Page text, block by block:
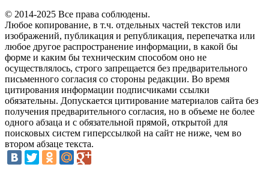
© 2014-2025 Все права соблюдены.
Любое копирование, в т.ч. отдельных частей текстов или
изображений, публикация и републикация, перепечатка или
любое другое распространение информации, в какой бы
форме и каким бы техническим способом оно не
осуществлялось, строго запрещается без предварительного
письменного согласия со стороны редакции. Во время
цитирования информации подписчиками ссылки
обязательны. Допускается цитирование материалов сайта без
получения предварительного согласия, но в объеме не более
одного абзаца и с обязательной прямой, открытой для
поисковых систем гиперссылкой на сайт не ниже, чем во
втором абзаце текста.